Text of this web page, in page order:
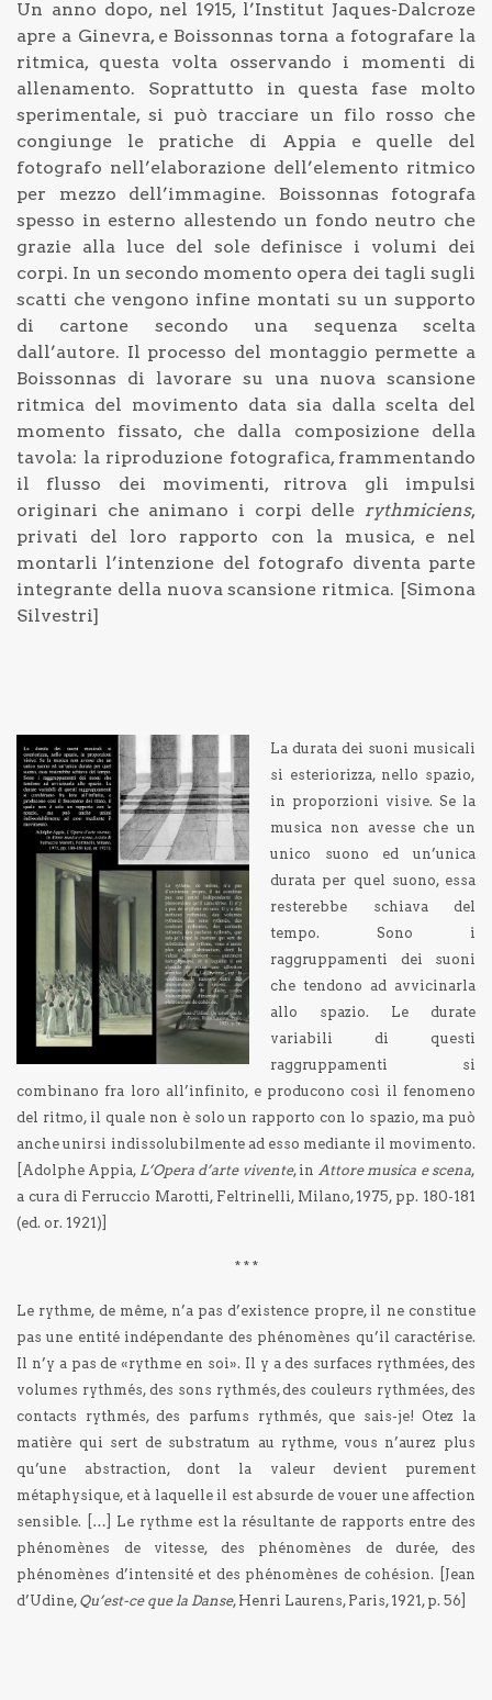
Un anno dopo, nel 1915, l’Institut Jaques-Dalcroze
apre a Ginevra, e Boissonnas torna a fotografare la
ritmica, questa volta osservando i momenti di
allenamento. Soprattutto in questa fase molto
sperimentale, si può tracciare un filo rosso che
congiunge le pratiche di Appia e quelle del
fotografo nell’elaborazione dell’elemento ritmico
per mezzo dell’immagine. Boissonnas fotografa
spesso in esterno allestendo un fondo neutro che
grazie alla luce del sole definisce i volumi dei
corpi. In un secondo momento opera dei tagli sugli
scatti che vengono infine montati su un supporto
di cartone secondo una sequenza scelta
dall’autore. Il processo del montaggio permette a
Boissonnas di lavorare su una nuova scansione
ritmica del movimento data sia dalla scelta del
momento fissato, che dalla composizione della
tavola: la riproduzione fotografica, frammentando
il flusso dei movimenti, ritrova gli impulsi
originari che animano i corpi delle rythmiciens,
privati del loro rapporto con la musica, e nel
montarli l’intenzione del fotografo diventa parte
integrante della nuova scansione ritmica. [Simona
Silvestri]
La durata dei suoni musicali
si esteriorizza, nello spazio,
in proporzioni visive. Se la
musica non avesse che un
unico suono ed un’unica
durata per quel suono, essa
resterebbe schiava del
tempo. Sono i
raggruppamenti dei suoni
che tendono ad avvicinarla
allo spazio. Le durate
variabili di questi
raggruppamenti si
combinano fra loro all’infinito, e producono così il fenomeno
del ritmo, il quale non è solo un rapporto con lo spazio, ma può
anche unirsi indissolubilmente ad esso mediante il movimento.
Adolphe Appia, L’Opera d’arte vivente, in Attore musica e scena,
a cura di Ferruccio Marotti, Feltrinelli, Milano, 1975, pp. 180-181
(ed. or. 1921)]
* * *
Le rythme, de même, n’a pas d’existence propre, il ne constitue
pas une entité indépendante des phénomènes qu’il caractérise.
Il n’y a pas de «rythme en soi». Il y a des surfaces rythmées, des
volumes rythmés, des sons rythmés, des couleurs rythmées, des
contacts rythmés, des parfums rythmés, que sais-je! Otez la
matière qui sert de substratum au rythme, vous n’aurez plus
qu’une abstraction, dont la valeur devient purement
métaphysique, et à laquelle il est absurde de vouer une affection
sensible. […] Le rythme est la résultante de rapports entre des
phénomènes de vitesse, des phénomènes de durée, des
phénomènes d’intensité et des phénomènes de cohésion. [ Jean
d’Udine, Qu’est-ce que la Danse, Henri Laurens, Paris, 1921, p. 56]